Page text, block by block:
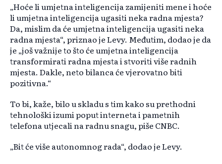
„Hoće li umjetna inteligencija zamijeniti mene i hoće
li umjetna inteligencija ugasiti neka radna mjesta?
Da, mislim da će umjetna inteligencija ugasiti neka
radna mjesta“, priznao je Levy. Međutim, dodao je da
je „još važnije to što će umjetna inteligencija
transformirati radna mjesta i stvoriti više radnih
mjesta. Dakle, neto bilanca će vjerovatno biti
pozitivna.“
To bi, kaže, bilo u skladu s tim kako su prethodni
tehnološki izumi poput interneta i pametnih
telefona utjecali na radnu snagu, piše CNBC.
„Bit će više autonomnog rada“, dodao je Levy.